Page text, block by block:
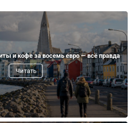
и кофе за восемь евро — всё правда
Читать